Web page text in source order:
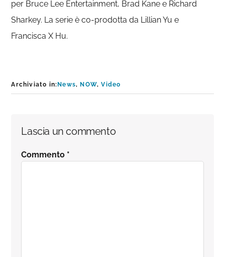
per Bruce Lee Entertainment, Brad Kane e Richard
Sharkey. La serie è co-prodotta da Lillian Yu e
Francisca X Hu.
Archiviato in:News,NOW,Video
Interazioni
del
Lascia un commento
Commento *